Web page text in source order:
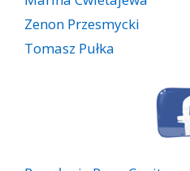
Zenon Przesmycki
Tomasz Pułka